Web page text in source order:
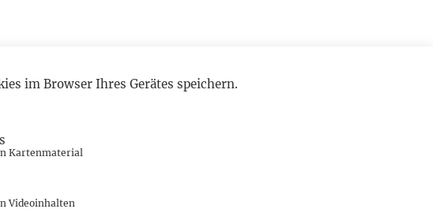
im Browser Ihres Gerätes speichern.
Kartenmaterial
Videoinhalten